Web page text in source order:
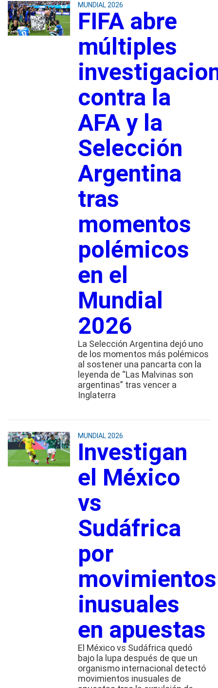
MUNDIAL 2026
FIFA abre
múltiples
contra la
AFA y la
Selección
Argentina
tras
momentos
polémicos
en el
Mundial
2026
La Selección Argentina dejó uno
de los momentos más polémicos
al sostener una pancarta con la
leyenda de “Las Malvinas son
argentinas” tras vencer a
Inglaterra
MUNDIAL 2026
Investigan
el México
vs
Sudáfrica
por
movimientos
inusuales
en apuestas
El México vs Sudáfrica quedó
bajo la lupa después de que un
organismo internacional detectó
movimientos inusuales de